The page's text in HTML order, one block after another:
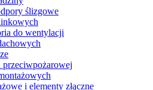
ślizgowe
do wentylacji
przeciwpożarowej
i elementy złączne